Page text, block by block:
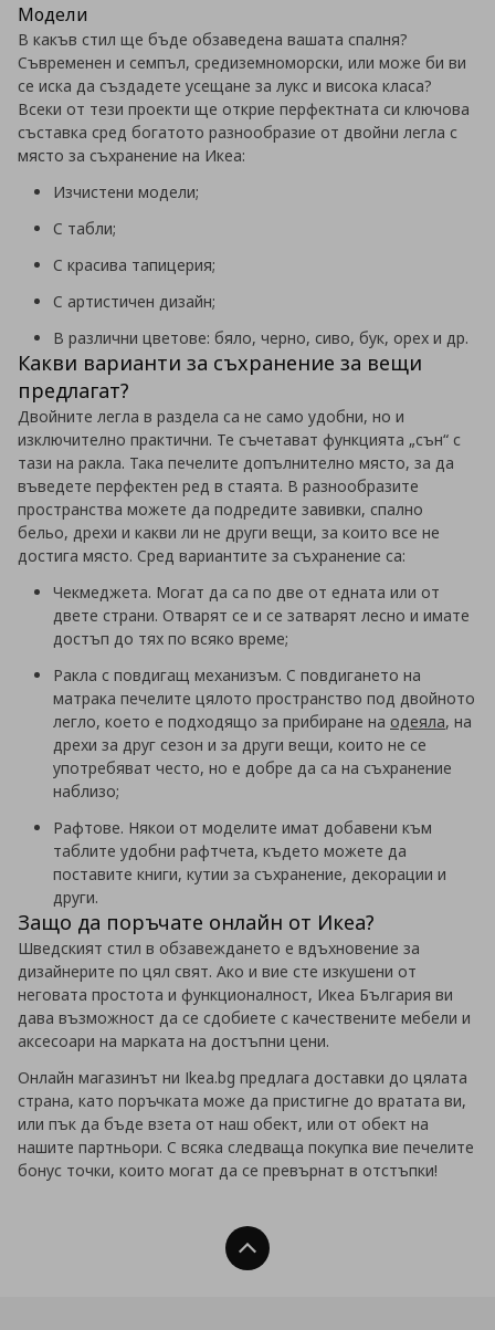
Модели
В какъв стил ще бъде обзаведена вашата спалня?
Съвременен и семпъл, средиземноморски, или може би ви
се иска да създадете усещане за лукс и висока класа?
Всеки от тези проекти ще открие перфектната си ключова
съставка сред богатото разнообразие от двойни легла с
място за съхранение на Икеа:
Изчистени модели;
С табли;
С красива тапицерия;
С артистичен дизайн;
В различни цветове: бяло, черно, сиво, бук, орех и др.
Какви варианти за съхранение за вещи
предлагат?
Двойните легла в раздела са не само удобни, но и
изключително практични. Те съчетават функцията „сън“ с
тази на ракла. Така печелите допълнително място, за да
въведете перфектен ред в стаята. В разнообразите
пространства можете да подредите завивки, спално
бельо, дрехи и какви ли не други вещи, за които все не
достига място. Сред вариантите за съхранение са:
Чекмеджета. Могат да са по две от едната или от
двете страни. Отварят се и се затварят лесно и имате
достъп до тях по всяко време;
Ракла с повдигащ механизъм. С повдигането на
матрака печелите цялото пространство под двойното
легло, което е подходящо за прибиране на одеяла, на
дрехи за друг сезон и за други вещи, които не се
употребяват често, но е добре да са на съхранение
наблизо;
Рафтове. Някои от моделите имат добавени към
таблите удобни рафтчета, където можете да
поставите книги, кутии за съхранение, декорации и
други.
Защо да поръчате онлайн от Икеа?
Шведският стил в обзавеждането е вдъхновение за
дизайнерите по цял свят. Ако и вие сте изкушени от
неговата простота и функционалност, Икеа България ви
дава възможност да се сдобиете с качествените мебели и
аксесоари на марката на достъпни цени.
Онлайн магазинът ни Ikea.bg предлага доставки до цялата
страна, като поръчката може да пристигне до вратата ви,
или пък да бъде взета от наш обект, или от обект на
нашите партньори. С всяка следваща покупка вие печелите
бонус точки, които могат да се превърнат в отстъпки!
Нагоре